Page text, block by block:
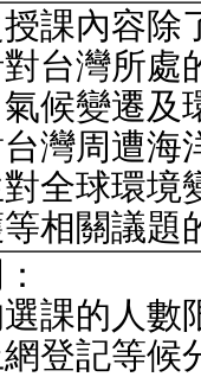
課內容除
台灣所處
候變遷及
灣周遭海
全球環境
相關議
課的人數
登記等候